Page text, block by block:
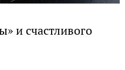
и счастливого